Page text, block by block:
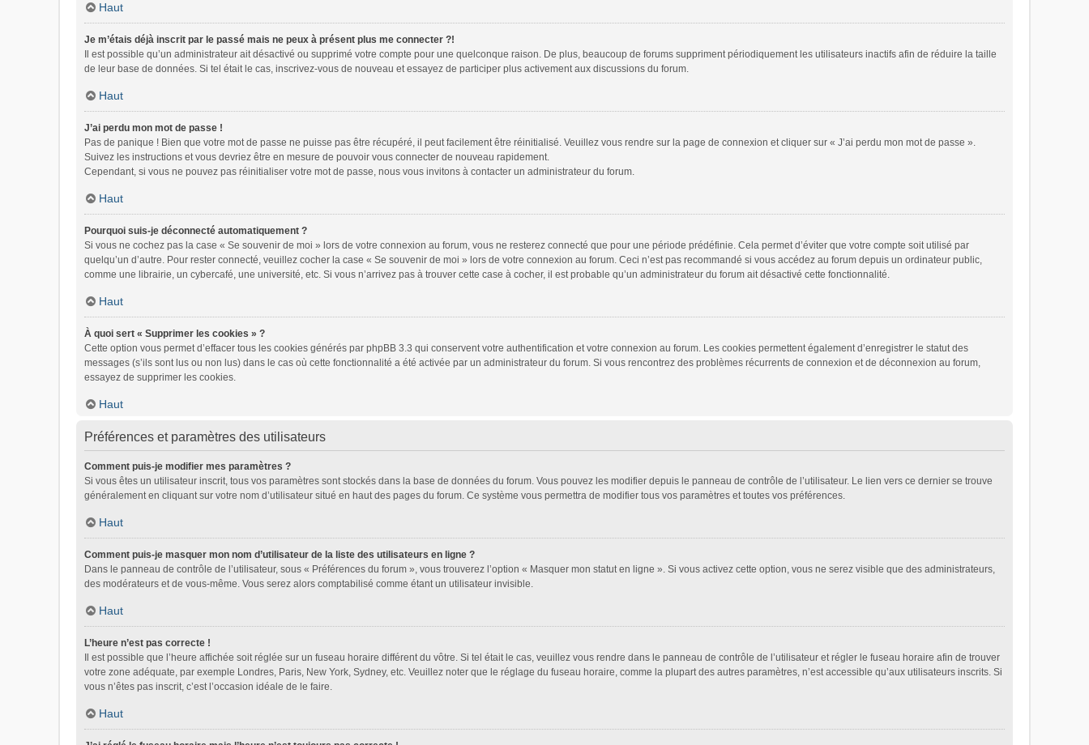
Haut
Je m’étais déjà inscrit par le passé mais ne peux à présent plus me connecter ?!
Il est possible qu’un administrateur ait désactivé ou supprimé votre compte pour une quelconque raison. De plus, beaucoup de forums suppriment périodiquement les utilisateurs inactifs afin de réduire la taille
de leur base de données. Si tel était le cas, inscrivez-vous de nouveau et essayez de participer plus activement aux discussions du forum.
Haut
J’ai perdu mon mot de passe !
Pas de panique ! Bien que votre mot de passe ne puisse pas être récupéré, il peut facilement être réinitialisé. Veuillez vous rendre sur la page de connexion et cliquer sur « J’ai perdu mon mot de passe ».
Suivez les instructions et vous devriez être en mesure de pouvoir vous connecter de nouveau rapidement.
Cependant, si vous ne pouvez pas réinitialiser votre mot de passe, nous vous invitons à contacter un administrateur du forum.
Haut
Pourquoi suis-je déconnecté automatiquement ?
Si vous ne cochez pas la case « Se souvenir de moi » lors de votre connexion au forum, vous ne resterez connecté que pour une période prédéfinie. Cela permet d’éviter que votre compte soit utilisé par
quelqu’un d’autre. Pour rester connecté, veuillez cocher la case « Se souvenir de moi » lors de votre connexion au forum. Ceci n’est pas recommandé si vous accédez au forum depuis un ordinateur public,
comme une librairie, un cybercafé, une université, etc. Si vous n’arrivez pas à trouver cette case à cocher, il est probable qu’un administrateur du forum ait désactivé cette fonctionnalité.
Haut
À quoi sert « Supprimer les cookies » ?
Cette option vous permet d’effacer tous les cookies générés par phpBB 3.3 qui conservent votre authentification et votre connexion au forum. Les cookies permettent également d’enregistrer le statut des
messages (s’ils sont lus ou non lus) dans le cas où cette fonctionnalité a été activée par un administrateur du forum. Si vous rencontrez des problèmes récurrents de connexion et de déconnexion au forum,
essayez de supprimer les cookies.
Haut
Préférences et paramètres des utilisateurs
Comment puis-je modifier mes paramètres ?
Si vous êtes un utilisateur inscrit, tous vos paramètres sont stockés dans la base de données du forum. Vous pouvez les modifier depuis le panneau de contrôle de l’utilisateur. Le lien vers ce dernier se trouve
généralement en cliquant sur votre nom d’utilisateur situé en haut des pages du forum. Ce système vous permettra de modifier tous vos paramètres et toutes vos préférences.
Haut
Comment puis-je masquer mon nom d’utilisateur de la liste des utilisateurs en ligne ?
Dans le panneau de contrôle de l’utilisateur, sous « Préférences du forum », vous trouverez l’option « Masquer mon statut en ligne ». Si vous activez cette option, vous ne serez visible que des administrateurs,
des modérateurs et de vous-même. Vous serez alors comptabilisé comme étant un utilisateur invisible.
Haut
L’heure n’est pas correcte !
Il est possible que l’heure affichée soit réglée sur un fuseau horaire différent du vôtre. Si tel était le cas, veuillez vous rendre dans le panneau de contrôle de l’utilisateur et régler le fuseau horaire afin de trouver
votre zone adéquate, par exemple Londres, Paris, New York, Sydney, etc. Veuillez noter que le réglage du fuseau horaire, comme la plupart des autres paramètres, n’est accessible qu’aux utilisateurs inscrits. Si
vous n’êtes pas inscrit, c’est l’occasion idéale de le faire.
Haut